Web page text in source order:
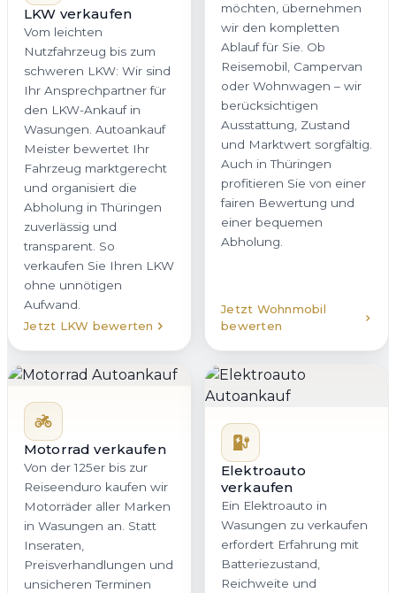
LKW verkaufen
Vom leichten
Nutzfahrzeug bis zum
schweren LKW: Wir sind
Ihr Ansprechpartner für
den LKW-Ankauf in
Wasungen. Autoankauf
Meister bewertet Ihr
Fahrzeug marktgerecht
und organisiert die
Abholung in Thüringen
zuverlässig und
transparent. So
verkaufen Sie Ihren LKW
ohne unnötigen
Aufwand.
Jetzt LKW bewerten
möchten, übernehmen
wir den kompletten
Ablauf für Sie. Ob
Reisemobil, Campervan
oder Wohnwagen – wir
berücksichtigen
Ausstattung, Zustand
und Marktwert sorgfältig.
Auch in Thüringen
profitieren Sie von einer
fairen Bewertung und
einer bequemen
Abholung.
Jetzt Wohnmobil
bewerten
Motorrad verkaufen
Von der 125er bis zur
Reiseenduro kaufen wir
Motorräder aller Marken
in Wasungen an. Statt
Inseraten,
Preisverhandlungen und
unsicheren Terminen
Elektroauto
verkaufen
Ein Elektroauto in
Wasungen zu verkaufen
erfordert Erfahrung mit
Batteriezustand,
Reichweite und